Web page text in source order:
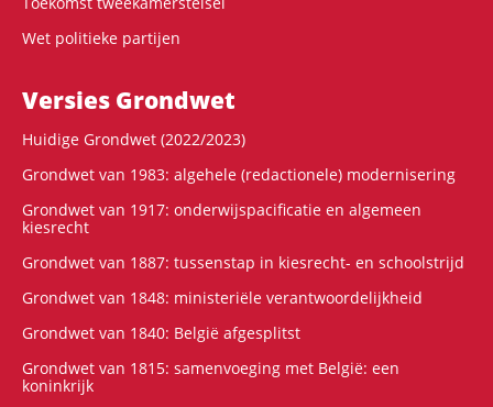
Wet politieke partijen
Versies Grondwet
Huidige Grondwet (2022/2023)
Grondwet van 1983: algehele (redactionele) modernisering
Grondwet van 1917: onderwijspacificatie en algemeen
kiesrecht
Grondwet van 1887: tussenstap in kiesrecht- en schoolstrijd
Grondwet van 1848: ministeriële verantwoordelijkheid
Grondwet van 1840: België afgesplitst
Grondwet van 1815: samenvoeging met België: een
koninkrijk